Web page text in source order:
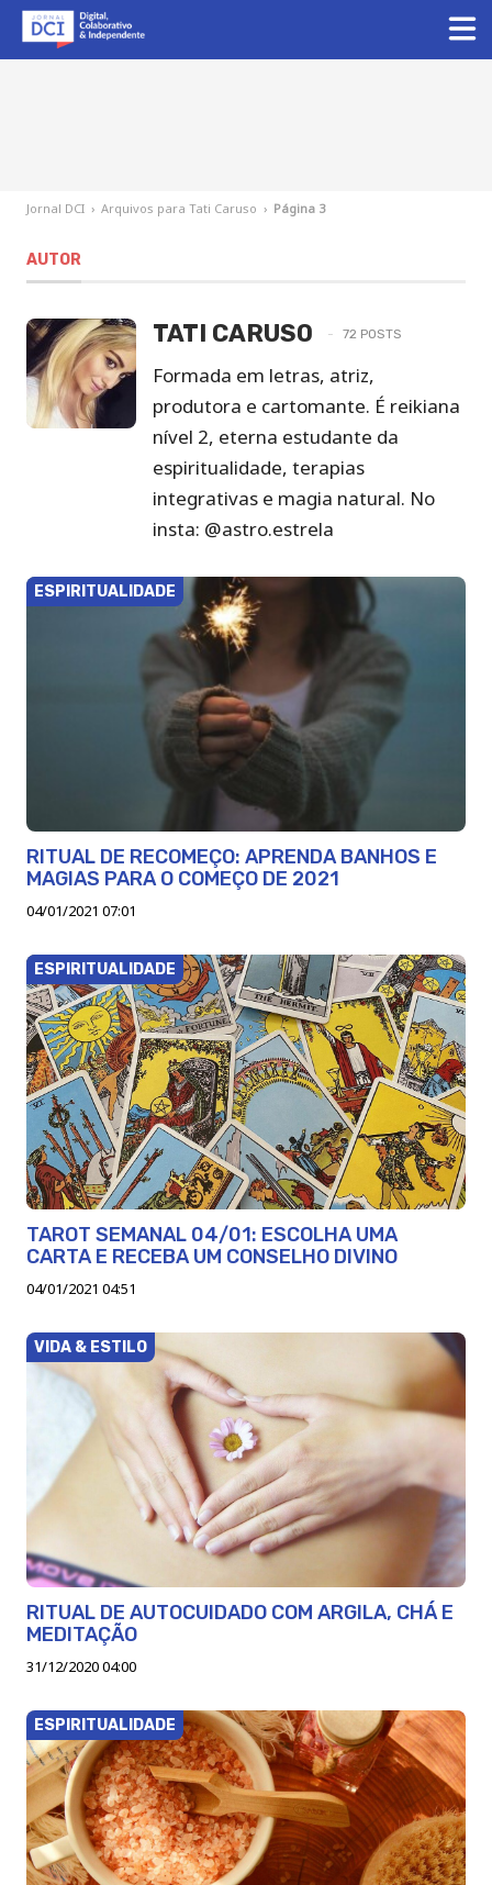
Jornal DCI › Arquivos para Tati Caruso › Página 3
AUTOR
TATI CARUSO 72 POSTS
Formada em letras, atriz,
produtora e cartomante. É reikiana
nível 2, eterna estudante da
espiritualidade, terapias
integrativas e magia natural. No
insta: @astro.estrela
ESPIRITUALIDADE
RITUAL DE RECOMEÇO: APRENDA BANHOS E
MAGIAS PARA O COMEÇO DE 2021
04/01/2021 07:01
ESPIRITUALIDADE
TAROT SEMANAL 04/01: ESCOLHA UMA
CARTA E RECEBA UM CONSELHO DIVINO
04/01/2021 04:51
VIDA & ESTILO
RITUAL DE AUTOCUIDADO COM ARGILA, CHÁ E
MEDITAÇÃO
31/12/2020 04:00
ESPIRITUALIDADE